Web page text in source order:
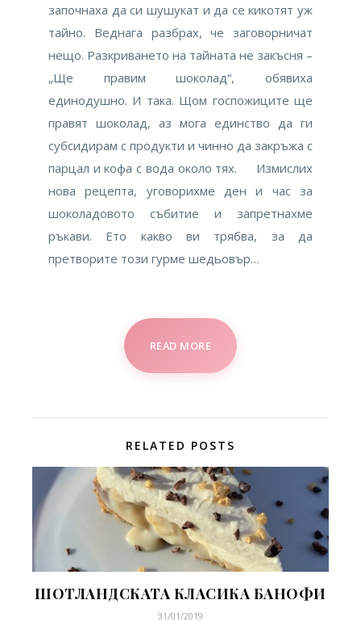
започнаха да си шушукат и да се кикотят уж
тайно. Веднага разбрах, че заговорничат
нещо. Разкриването на тайната не закъсня –
„Ще правим шоколад“, обявиха
единодушно. И така. Щом госпожиците ще
правят шоколад, аз мога единство да ги
субсидирам с продукти и чинно да закръжа с
парцал и кофа с вода около тях. Измислих
нова рецепта, уговорихме ден и час за
шоколадовото събитие и запретнахме
ръкави. Ето какво ви трябва, за да
претворите този гурме шедьовър…
READ MORE
RELATED POSTS
ШОТЛАНДСКАТА КЛАСИКА БАНОФИ
31/01/2019